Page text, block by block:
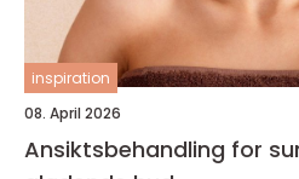
inspiration
08. April 2026
Ansiktsbehandling for